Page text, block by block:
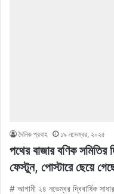
দৈনিক প্রবাহ ১৯ নভেম্বর, ২০২৫
পথের বাজার বণিক সমিতির
ফেস্টুন, পোস্টারে ছেয়ে
# আগামী ২৪ নভেম্বর দ্বিবার্ষিক